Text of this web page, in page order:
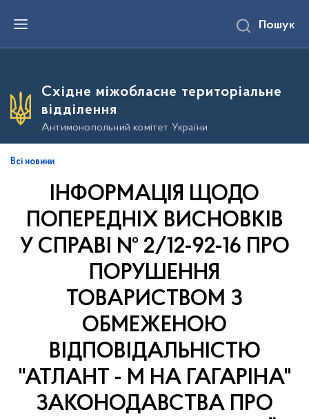
е
о
о
в
Пошук
Східне міжобласне територіальне
відділення
Антимонопольний комітет України
Всі новини
ІНФОРМАЦІЯ ЩОДО
ПОПЕРЕДНІХ ВИСНОВКІВ
У СПРАВІ № 2/12-92-16 ПРО
ПОРУШЕННЯ
ТОВАРИСТВОМ З
ОБМЕЖЕНОЮ
ВІДПОВІДАЛЬНІСТЮ
"АТЛАНТ - М НА ГАГАРІНА"
ЗАКОНОДАВСТВА ПРО